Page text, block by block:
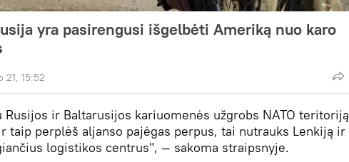
yra pasirengusi išgelbėti Ameriką nuo karo
21, 15:52
Rusijos ir Baltarusijos kariuomenės užgrobs NATO teritoriją
taip perplėš aljanso pajėgas perpus, tai nutrauks Lenkiją ir
logistikos centrus", — sakoma straipsnyje.